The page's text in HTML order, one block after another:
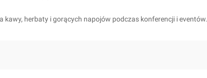
kawy, herbaty i gorących napojów podczas konferencji i eventów.